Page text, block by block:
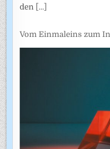
den [...]
Vom Einmaleins zum